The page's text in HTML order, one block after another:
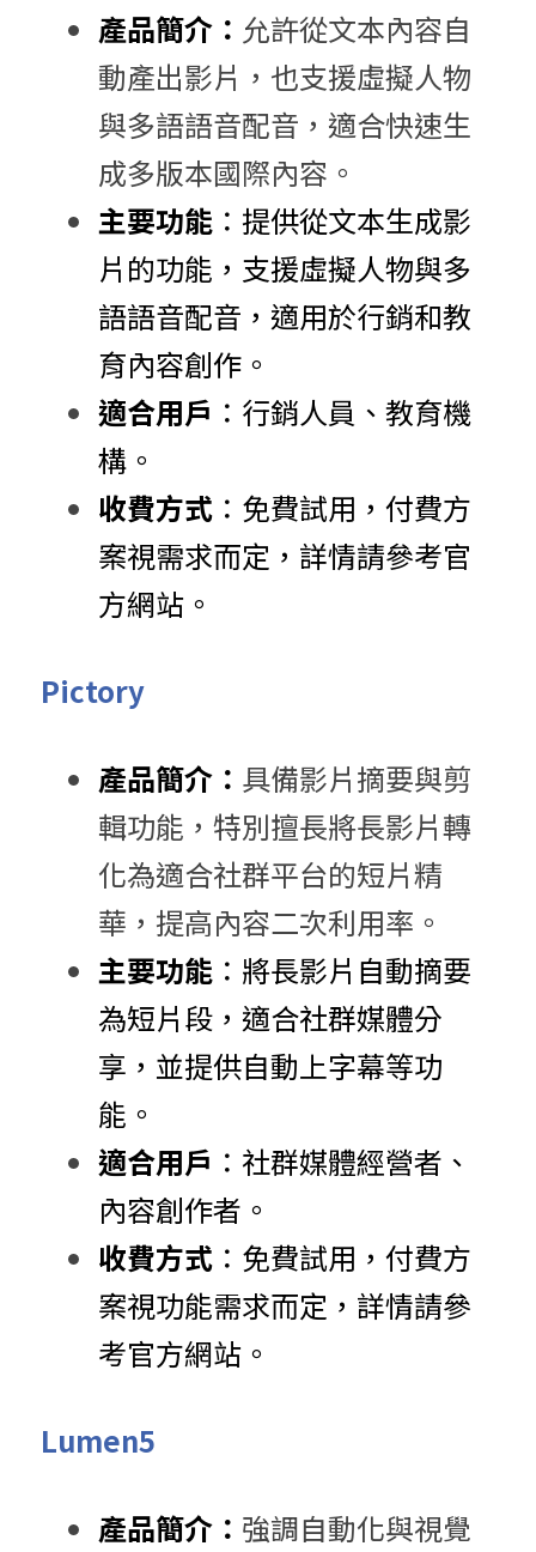
產品簡介： 允許從文本內容自
動產出影片，也支援虛擬人物
與多語語音配音，適合快速生
成多版本國際內容。
主要功能 ：​提供從文本生成影
片的功能，支援虛擬人物與多
語語音配音，適用於行銷和教
育內容創作。​
適合用戶 ：​行銷人員、教育機
構。​
收費方式 ：​免費試用，付費方
案視需求而定，詳情請參考官
方網站。​
Pictory
產品簡介： 具備影片摘要與剪
輯功能，特別擅長將長影片轉
化為適合社群平台的短片精
華，提高內容二次利用率。
主要功能 ：將長影片自動摘要
為短片段，適合社群媒體分
享，並提供自動上字幕等功
能。
適合用戶 ：社群媒體經營者、
內容創作者。
收費方式 ：免費試用，付費方
案視功能需求而定，詳情請參
考官方網站。
Lumen5
產品簡介： 強調自動化與視覺